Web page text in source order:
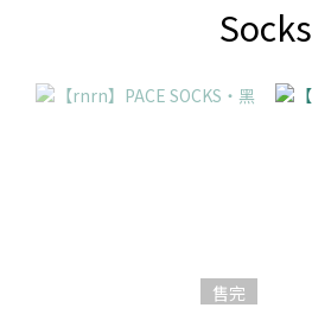
Socks
售完